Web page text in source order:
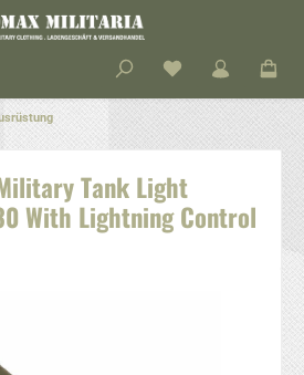
Tank Light
With Lightning Control